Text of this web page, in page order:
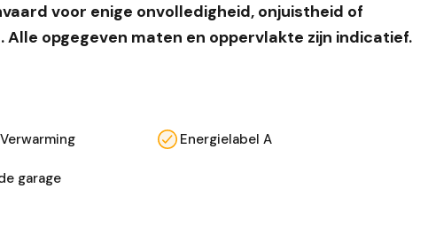
voor enige onvolledigheid, onjuistheid of
opgegeven maten en oppervlakte zijn indicatief.
Energielabel A
garage